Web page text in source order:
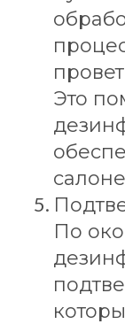
Это
По